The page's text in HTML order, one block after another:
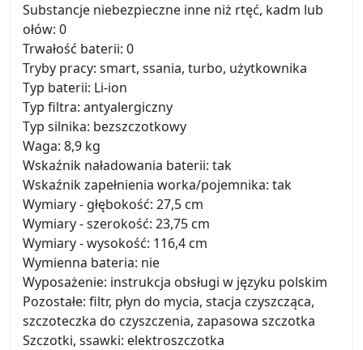
Substancje niebezpieczne inne niż rtęć, kadm lub
ołów: 0
Trwałość baterii: 0
Tryby pracy: smart, ssania, turbo, użytkownika
Typ baterii: Li-ion
Typ filtra: antyalergiczny
Typ silnika: bezszczotkowy
Waga: 8,9 kg
Wskaźnik naładowania baterii: tak
Wskaźnik zapełnienia worka/pojemnika: tak
Wymiary - głębokość: 27,5 cm
Wymiary - szerokość: 23,75 cm
Wymiary - wysokość: 116,4 cm
Wymienna bateria: nie
Wyposażenie: instrukcja obsługi w języku polskim
Pozostałe: filtr, płyn do mycia, stacja czyszcząca,
szczoteczka do czyszczenia, zapasowa szczotka
Szczotki, ssawki: elektroszczotka